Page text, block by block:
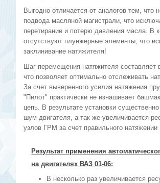
Выгодно отличается от аналогов тем, что
подвода масляной магистрали, что
перетирание и потерю давления масла. В
отсутствуют плунжерные элементы, что
заклинивание натяжителя!
Шаг перемещения натяжителя составляет
что позволяет оптимально отслеживать
За счет выверенного усилия натяжения
"Пилот" практически не изнашивает
цепь. В результате установки
шум двигателя, а так же увеличивается
узлов ГРМ за счет правильного натяжении
Результат применения
на двигателях ВАЗ 01-06:
В несколько раз увеличивается